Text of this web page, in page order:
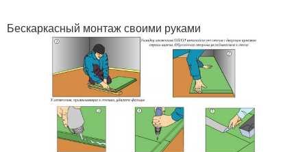
Бескаркасный монтаж своими руками